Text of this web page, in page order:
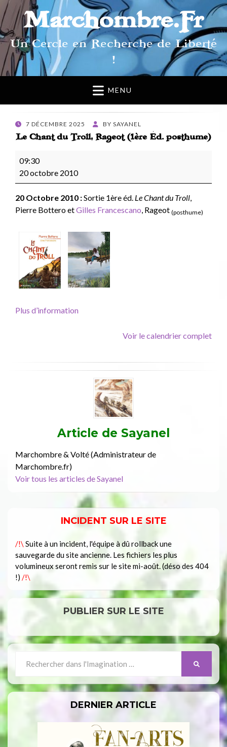
Marchombre.Fr
Un Cercle en Recherche de Liberté
!
MENU
POSTED
ON
7 DÉCEMBRE 2025 BY SAYANEL
Le Chant du Troll, Rageot (1ère Éd. posthume)
Le
Chant
posthume)
09:30
20 octobre 2010
20 Octobre 2010 :Sortie 1ère éd. Le Chant du Troll,
Pierre Bottero etGilles Francescano, Rageot (posthume)
Plus d’information
Voir le calendrier complet
Article de Sayanel
Marchombre & Volté (Administrateur de
Marchombre.fr)
Voir tous les articles de Sayanel
INCIDENT SUR LE SITE
/!\ Suite à un incident, l'équipe à dû rollback une
sauvegarde du site ancienne. Les fichiers les plus
volumineux seront remis sur le site mi-août. (déso des 404
!) /!\
PUBLIER SUR LE SITE
for:
DERNIER ARTICLE